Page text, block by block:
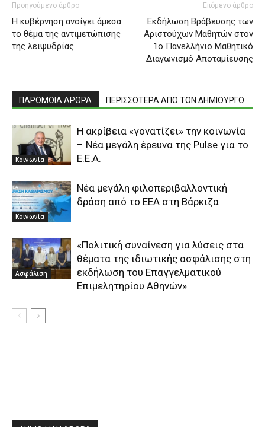
Προηγούμενο άρθρο
Η κυβέρνηση ανοίγει άμεσα
το θέμα της αντιμετώπισης
της λειψυδρίας
Επόμενο άρθρο
Εκδήλωση Βράβευσης των
Αριστούχων Μαθητών στον
1ο Πανελλήνιο Μαθητικό
Διαγωνισμό Αποταμίευσης
ΠΑΡΟΜΟΙΑ ΑΡΘΡΑ ΠΕΡΙΣΣΟΤΕΡΑ ΑΠΟ ΤΟΝ ΔΗΜΙΟΥΡΓΟ
Κοινωνία
Η ακρίβεια «γονατίζει» την κοινωνία
– Νέα μεγάλη έρευνα της Pulse για το
Ε.Ε.Α.
Κοινωνία
Νέα μεγάλη φιλοπεριβαλλοντική
δράση από το ΕΕΑ στη Βάρκιζα
Ασφάλιση
«Πολιτική συναίνεση για λύσεις στα
θέματα της ιδιωτικής ασφάλισης στη
εκδήλωση του Επαγγελματικού
Επιμελητηρίου Αθηνών»